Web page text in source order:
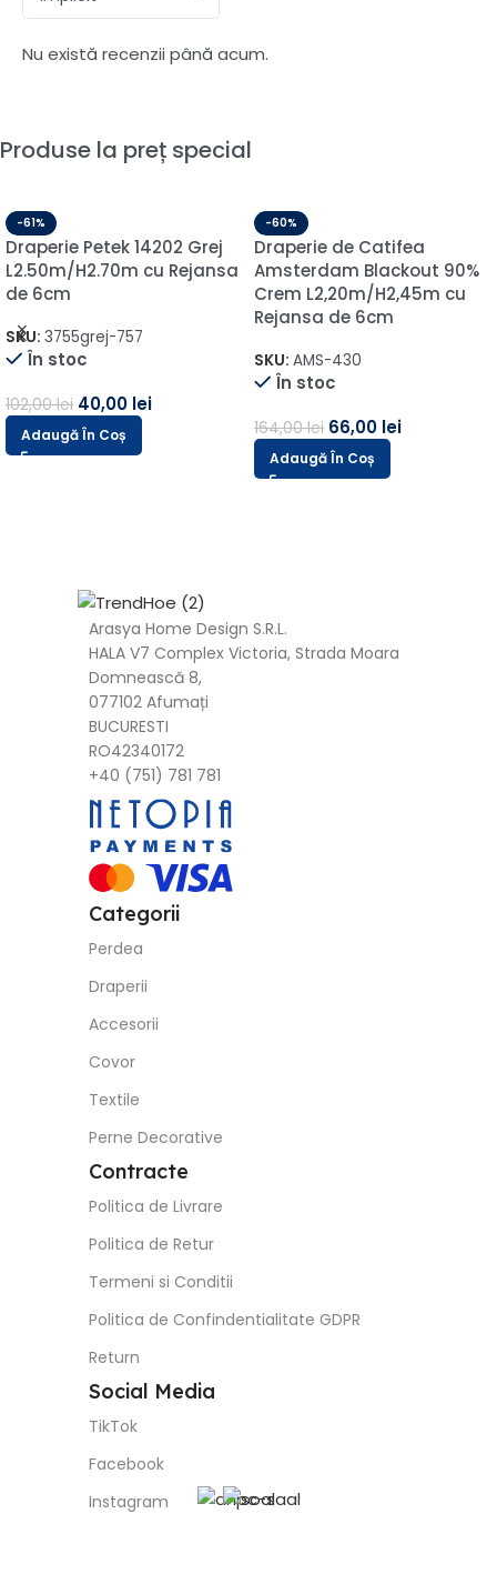
Nu există recenzii până acum.
Produse la preț special
-61%
Draperie Petek 14202 Grej
L2.50m/H2.70m cu Rejansa
de 6cm
SKU: 3755grej-757
În stoc
102,00lei 40,00 lei
Adaugă În Coș
-60%
Draperie de Catifea
Amsterdam Blackout 90%
Crem L2,20m/H2,45m cu
Rejansa de 6cm
SKU: AMS-430
În stoc
164,00lei 66,00 lei
Adaugă În Coș
Arasya Home Design S.R.L.
HALA V7 Complex Victoria, Strada Moara
Domnească 8,
077102 Afumați
BUCURESTI
RO42340172
+40 (751) 781 781
Categorii
Perdea
Draperii
Accesorii
Covor
Textile
Perne Decorative
Contracte
Politica de Livrare
Politica de Retur
Termeni si Conditii
Politica de Confindentialitate GDPR
Return
Social Media
TikTok
Facebook
Instagram